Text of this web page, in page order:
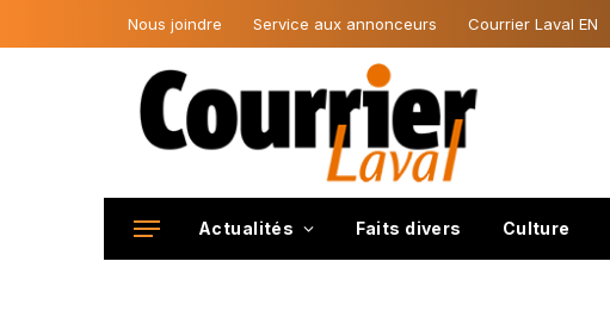
Nous joindre Service aux annonceurs Courrier Laval EN
Actualités Faits divers Culture